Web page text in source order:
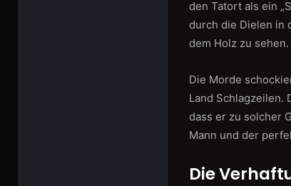
den Tatort als ein
durch die Dielen in
dem Holz zu sehen.
Die Morde
Land Schlagzeilen.
dass er zu solcher
Mann und der
Die